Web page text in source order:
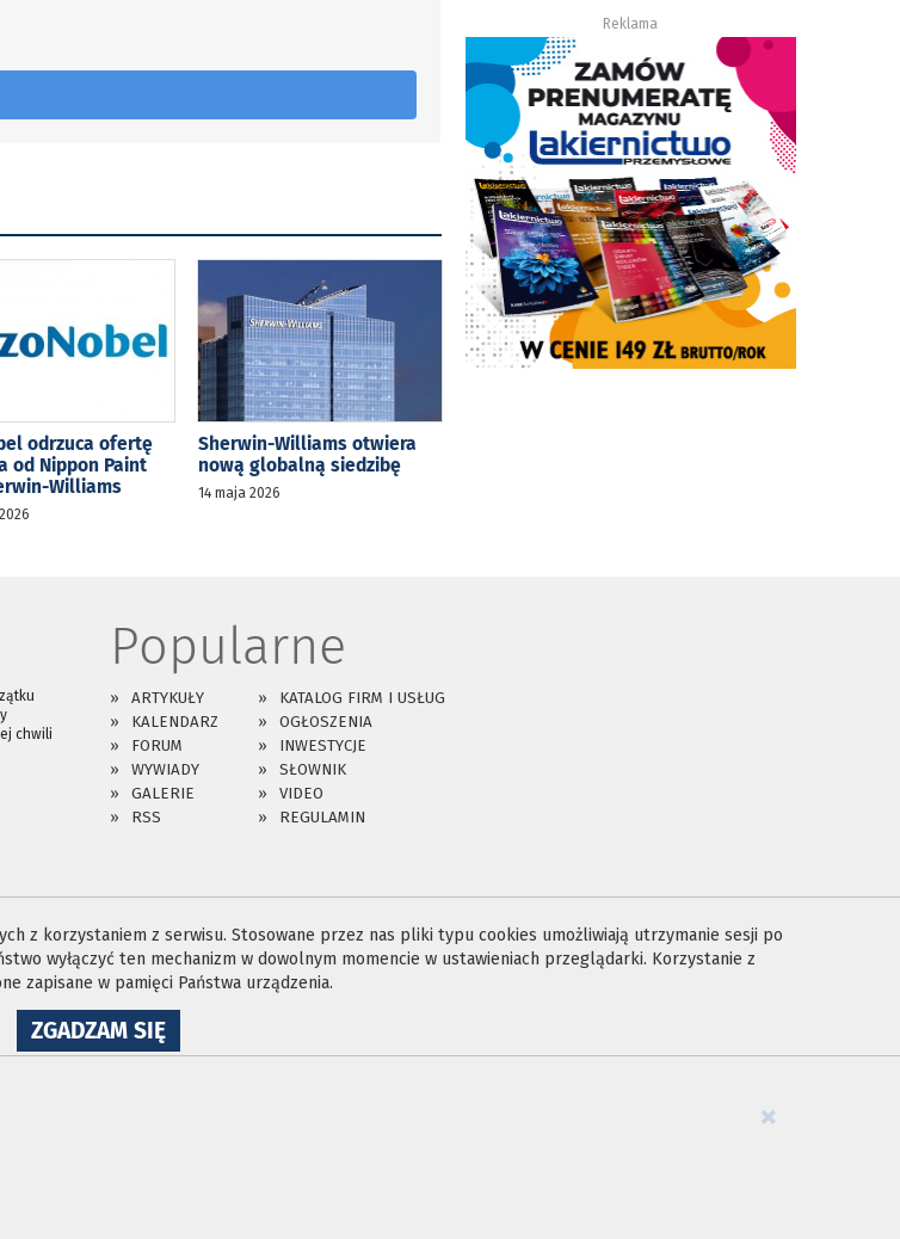
odrzuca ofertę
od Nippon Paint
Williams
Sherwin-Williams otwiera
nową globalną siedzibę
14 maja 2026
Reklama
chwili
Popularne
ARTYKUŁY
KATALOG FIRM I USŁUG
KALENDARZ
OGŁOSZENIA
FORUM
INWESTYCJE
WYWIADY
SŁOWNIK
GALERIE
VIDEO
RSS
REGULAMIN
z korzystaniem z serwisu. Stosowane przez nas pliki typu cookies umożliwiają utrzymanie sesji po
wyłączyć ten mechanizm w dowolnym momencie w ustawieniach przeglądarki. Korzystanie z
zapisane w pamięci Państwa urządzenia.
ZGADZAM SIĘNA
WYKORZYSTANIE
×